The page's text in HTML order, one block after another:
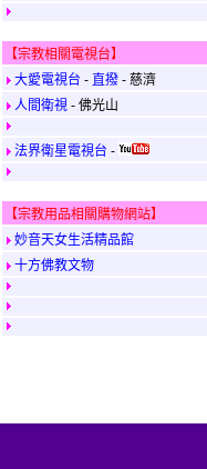
【宗教相關電視台】
大愛電視台 - 直撥 - 慈濟
人間衛視 - 佛光山
法界衛星電視台 -
【宗教用品相關購物網站】
妙音天女生活精品館
十方佛教文物